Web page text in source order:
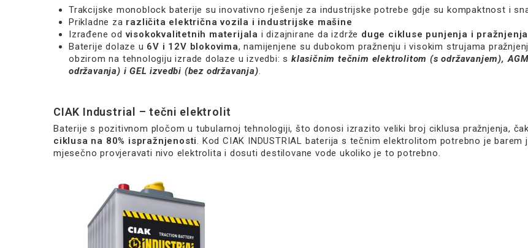
Trakcijske monoblock baterije su inovativno rješenje za industrijske potrebe gdje su kompaktnost i
Prikladne za različita električna vozila i industrijske mašine
Izrađene od visokokvalitetnih materijala i dizajnirane da izdrže duge cikluse punjenja i pražnjenja
Baterije dolaze u 6V i 12V blokovima, namijenjene su dubokom pražnenju i visokim strujama
obzirom na tehnologiju izrade dolaze u izvedbi: s klasičnim tečnim elektrolitom (s održavanjem),
održavanja) i GEL izvedbi (bez održavanja).
CIAK Industrial – tečni elektrolit
Baterije s pozitivnom pločom u tubularnoj tehnologiji, što donosi izrazito veliki broj ciklusa pražnjenja, čak
ciklusa na 80% ispražnjenosti. Kod CIAK INDUSTRIAL baterija s tečnim elektrolitom potrebno je barem
mjesečno provjeravati nivo elektrolita i dosuti destilovane vode ukoliko je to potrebno.